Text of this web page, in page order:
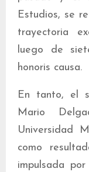
Estudios, se
trayectoria
luego de
honoris causa.
En tanto, el
Mario
Universidad
como
impulsada